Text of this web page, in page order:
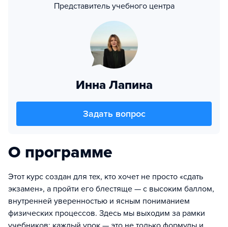
Представитель учебного центра
Инна Лапина
Задать вопрос
О программе
Этот курс создан для тех, кто хочет не просто «сдать
экзамен», а пройти его блестяще — с высоким баллом,
внутренней уверенностью и ясным пониманием
физических процессов. Здесь мы выходим за рамки